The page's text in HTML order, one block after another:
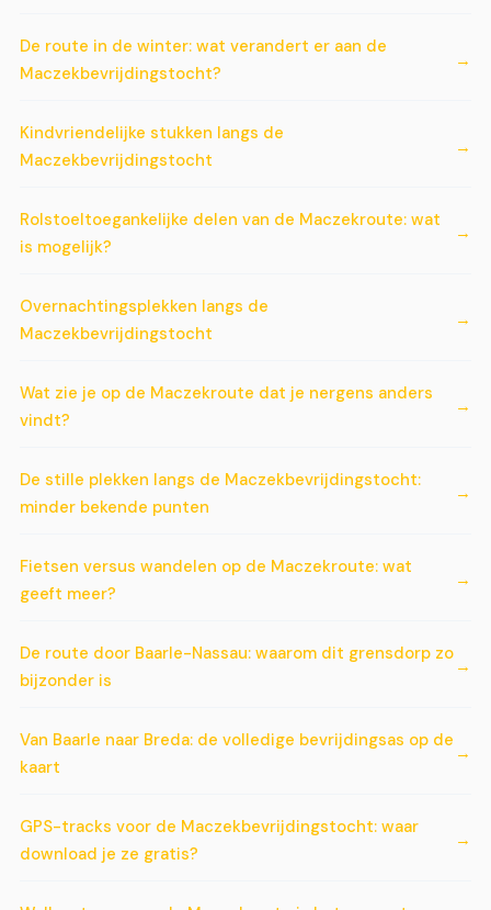
De route in de winter: wat verandert er aan de
Maczekbevrijdingstocht?
Kindvriendelijke stukken langs de
Maczekbevrijdingstocht
Rolstoeltoegankelijke delen van de Maczekroute: wat
is mogelijk?
Overnachtingsplekken langs de
Maczekbevrijdingstocht
Wat zie je op de Maczekroute dat je nergens anders
vindt?
De stille plekken langs de Maczekbevrijdingstocht:
minder bekende punten
Fietsen versus wandelen op de Maczekroute: wat
geeft meer?
De route door Baarle-Nassau: waarom dit grensdorp zo
bijzonder is
Van Baarle naar Breda: de volledige bevrijdingsas op de
kaart
GPS-tracks voor de Maczekbevrijdingstocht: waar
download je ze gratis?